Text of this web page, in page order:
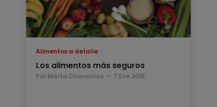
Alimentos a detalle
Los alimentos más seguros
Por Marta Chavarrías 7 Ene 2016